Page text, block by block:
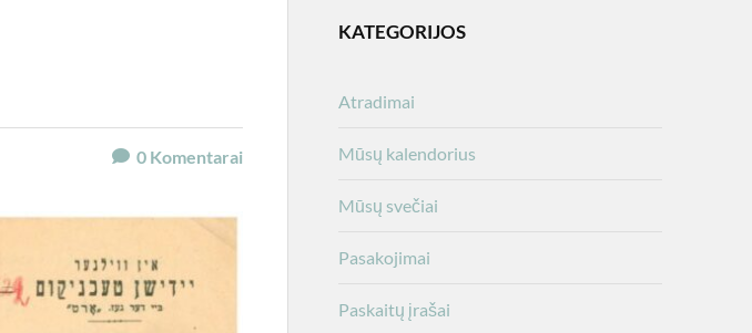
0Komentarai
KATEGORIJOS
Atradimai
Mūsų kalendorius
Mūsų svečiai
Pasakojimai
Paskaitų įrašai